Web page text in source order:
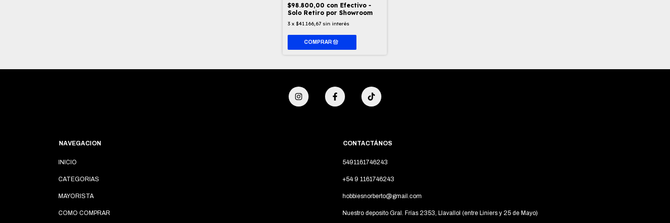
$98.800,00 con Efectivo -
Solo Retiro por Showroom
3 x$41.166,67 sin interés
NAVEGACION
INICIO
CATEGORIAS
MAYORISTA
COMO COMPRAR
CONTACTÁNOS
5491161746243
+54 9 1161746243
hobbiesnorberto@gmail.com
Nuestro deposito Gral. Frías 2353, Llavallol (entre Liniers y 25 de Mayo)